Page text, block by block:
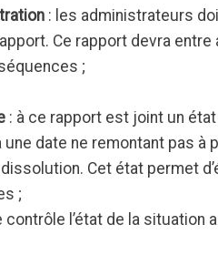
: les administrateurs
Ce rapport devra
;
: à ce rapport est joint un
date ne remontant pas à
Cet état permet
;
l’état de la situation